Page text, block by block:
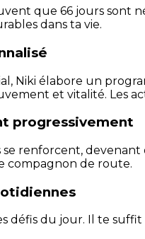
que 66 jours sont
dans ta vie.
Niki élabore un
et vitalité. Les
progressivement
se renforcent,
compagnon de route.
défis du jour. Il te